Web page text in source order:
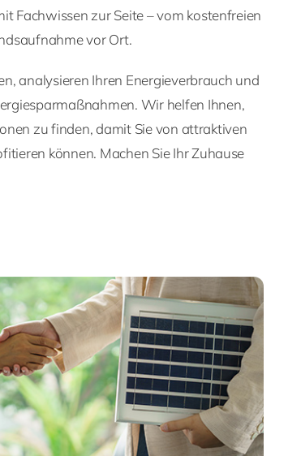
Fachwissen zur Seite – vom kostenfreien
vor Ort.
analysieren Ihren Energieverbrauch und
Wir helfen Ihnen,
zu finden, damit Sie von attraktiven
können. Machen Sie Ihr Zuhause